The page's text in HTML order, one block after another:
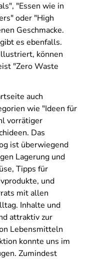
"Essen wie in
oder "High
Geschmacke.
es ebenfalls.
können
"Zero Waste
auch
wie "Ideen für
vorrätiger
Das
ist überwiegend
Lagerung und
Tipps für
und
mit allen
Inhalte und
attraktiv zur
Lebensmitteln
konnte uns im
Zumindest